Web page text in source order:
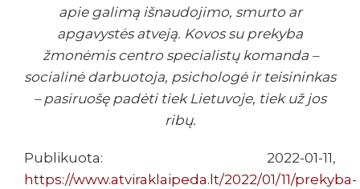
apie galimą išnaudojimo, smurto ar
apgavystės atveją. Kovos su prekyba
žmonėmis centro specialistų komanda –
socialinė darbuotoja, psichologė ir teisininkas
– pasiruošę padėti tiek Lietuvoje, tiek už jos
ribų.
Publikuota: 2022-01-11,
https://www.atviraklaipeda.lt/2022/01/11/prekyba-